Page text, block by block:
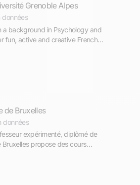
Grenoble Alpes
données
a background in Psychology and
fun, active and creative French
de Bruxelles
données
propose des cours
PRIMAIRE - COLLEGE - LYCEE -
Komm und lerne mit mir Deutsch